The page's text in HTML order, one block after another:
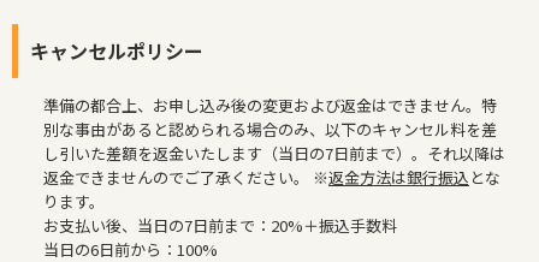
キャンセルポリシー
準備の都合上、お申し込み後の変更および返金はできません。特
別な事由があると認められる場合のみ、以下のキャンセル料を差
し引いた差額を返金いたします（当日の7日前まで）。それ以降は
返金できませんのでご了承ください。 ※返金方法は銀行振込 とな
ります。
お支払い後、当日の7日前まで：20%＋振込手数料
当日の6日前から：100%